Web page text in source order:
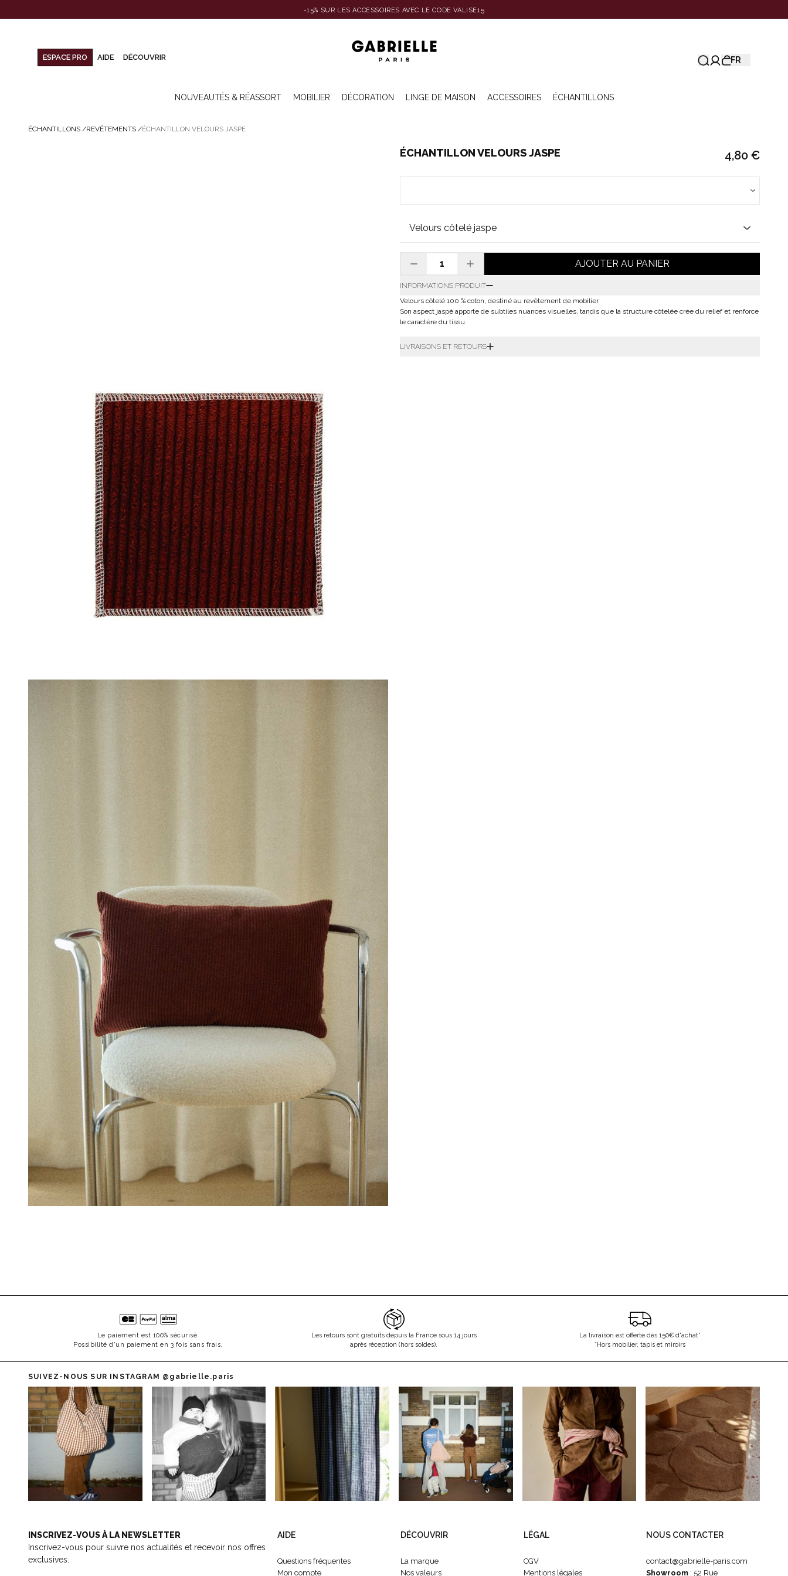
-15% SUR LES ACCESSOIRES AVEC LE CODE VALISE15
ESPACE PRO AIDE DÉCOUVRIR FR
NOUVEAUTÉS & RÉASSORT MOBILIER DÉCORATION LINGE DE MAISON ACCESSOIRES ÉCHANTILLONS
ÉCHANTILLONS /REVÊTEMENTS /ÉCHANTILLON VELOURS JASPE
ÉCHANTILLON VELOURS JASPE 4,80 €
AJOUTER AU PANIER
INFORMATIONS PRODUIT
Velours côtelé 100 % coton, destiné au revêtement de mobilier.
Son aspect jaspé apporte de subtiles nuances visuelles, tandis que la structure côtelée crée du relief et renforce
le caractère du tissu.
LIVRAISONS ET RETOURS
Le paiement est 100% sécurisé.
Possibilité d'un paiement en 3 fois sans frais.
Les retours sont gratuits depuis la France sous 14 jours
après réception (hors soldes).
La livraison est offerte dès 150€ d'achat*
*Hors mobilier, tapis et miroirs
SUIVEZ-NOUS SUR INSTAGRAM @gabrielle.paris
INSCRIVEZ-VOUS À LA NEWSLETTER
Inscrivez-vous pour suivre nos actualités et recevoir nos offres
exclusives.
AIDE
Questions fréquentes
Mon compte
DÉCOUVRIR
La marque
Nos valeurs
LÉGAL
CGV
Mentions légales
NOUS CONTACTER
contact@gabrielle-paris.com
Showroom : 52 Rue